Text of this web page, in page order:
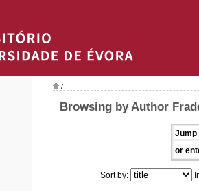
/
Browsing by Author
Jump
or
Sort by: